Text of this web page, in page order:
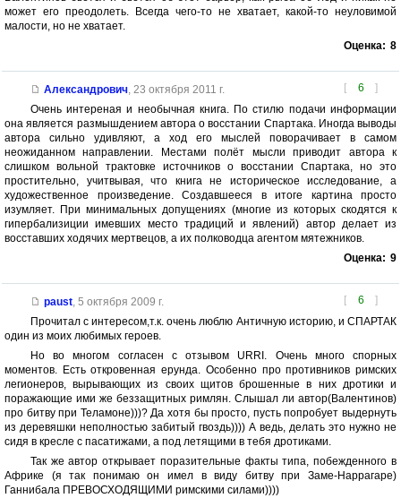
может его преодолеть. Всегда чего-то не хватает, какой-то неуловимой
малости, но не хватает.
Оценка: 8
[ 6 ]
Александрович, 23 октября 2011 г.
Очень интереная и необычная книга. По стилю подачи информации
она является размышдением автора о восстании Спартака. Иногда выводы
автора сильно удивляют, а ход его мыслей поворачивает в самом
неожиданном направлении. Местами полёт мысли приводит автора к
слишком вольной трактовке источников о восстании Спартака, но это
простительно, учитвывая, что книга не историческое исследование, а
художественное произведение. Создавшееся в итоге картина просто
изумляет. При минимальных допущениях (многие из которых скодятся к
гипербализиции имевших место традиций и явлений) автор делает из
восставших ходячих мертвецов, а их полководца агентом мятежников.
Оценка: 9
[ 6 ]
paust, 5 октября 2009 г.
Прочитал с интересом,т.к. очень люблю Античную историю, и СПАРТАК
один из моих любимых героев.
Но во многом согласен с отзывом URRI. Очень много спорных
моментов. Есть откровенная ерунда. Особенно про противников римских
легионеров, вырывающих из своих щитов брошенные в них дротики и
поражающие ими же беззащитных римлян. Слышал ли автор(Валентинов)
про битву при Теламоне)))? Да хотя бы просто, пусть попробует выдернуть
из деревяшки неполностью забитый гвоздь)))) А ведь, делать это нужно не
сидя в кресле с пасатижами, а под летящими в тебя дротиками.
Так же автор открывает поразительные факты типа, побежденного в
Африке (я так понимаю он имел в виду битву при Заме-Наррагаре)
Ганнибала ПРЕВОСХОДЯЩИМИ римскими силами))))